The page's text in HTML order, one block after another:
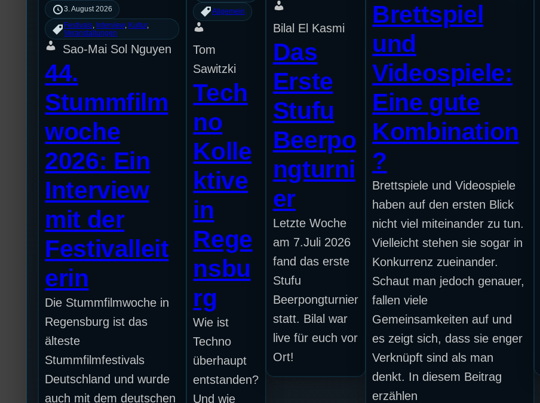
3. August 2026
Festivals Interview, Kultur
Veranstaltungen
Sao-Mai Sol Nguyen
44.
Stummfilm
woche
2026: Ein
Interview
mit der
Festivalleit
erin
Die Stummfilmwoche in
Regensburg ist das
älteste
Stummfilmfestivals
Deutschland und wurde
auch mit dem deutschen
Allgemein
Tom
Sawitzki
Tech
no
Kolle
ktive
in
Rege
nsbu
rg
Wie ist
Techno
überhaupt
entstanden?
Und wie
Bilal El Kasmi
Das
Erste
Stufu
Beerpo
ngturni
er
Letzte Woche
am 7.Juli 2026
fand das erste
Stufu
Beerpongturnier
statt. Bilal war
live für euch vor
Ort!
Brettspiel
und
Videospiele:
Eine gute
Kombination
?
Brettspiele und Videospiele
haben auf den ersten Blick
nicht viel miteinander zu tun.
Vielleicht stehen sie sogar in
Konkurrenz zueinander.
Schaut man jedoch genauer,
fallen viele
Gemeinsamkeiten auf und
es zeigt sich, dass sie enger
Verknüpft sind als man
denkt. In diesem Beitrag
erzählen